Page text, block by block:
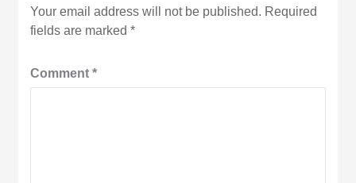
Your email address will not be published. Required
fields are marked*
Comment*